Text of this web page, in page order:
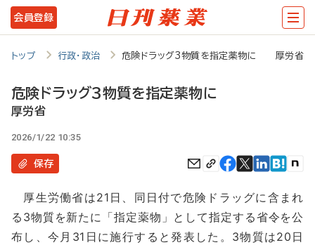
メ
イ
ツ
動
会員登録
トップ 行政・政治 危険ドラッグ3物質を指定薬物に 厚労省
危険ドラッグ3物質を指定薬物に
厚労省
2026/1/22 10:35
保存
厚生労働省は21日、同日付で危険ドラッグに含まれ
る3物質を新たに「指定薬物」として指定する省令を公
布し、今月31日に施行すると発表した。3物質は20日